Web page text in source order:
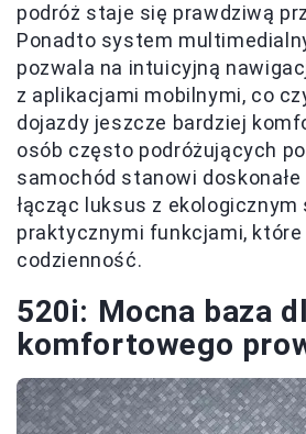
podróż staje się prawdziwą
Ponadto system
pozwala na intuicyjną
z aplikacjami mobilnymi, co
dojazdy jeszcze bardziej
osób często podróżujących
samochód stanowi
łącząc luksus z
praktycznymi funkcjami, które
codzienność.
520i: Mocna baza
komfortowego